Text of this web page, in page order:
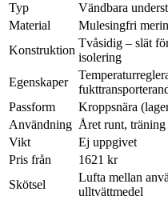
Typ
Vändbara
Material
Mulesingfri
Konstruktion
Tvåsidig – slät
isolering
Egenskaper
Passform
Kroppsnära
Användning Året runt,
Vikt
Ej uppgivet
Pris från
1621 kr
Skötsel
Lufta mellan
ulltvättmedel